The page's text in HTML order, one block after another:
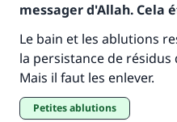
messager d'Allah. Cela
Le bain et les ablutions
la persistance de
Mais il faut les enlever.
petites ablutions
Faites une
millions de
Aidez nous à